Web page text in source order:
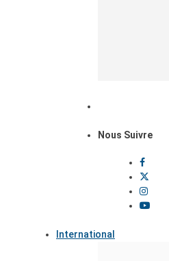
Nous Suivre
International